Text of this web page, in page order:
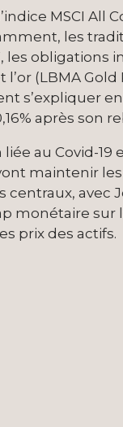
MSCI All
les
obligations
(LBMA Gold
s’expliquer
après son
au Covid-19
maintenir
centraux, avec
monétaire sur
prix des actifs.